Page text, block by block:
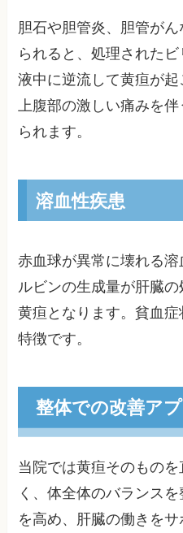
胆石や胆管炎、胆管が
られると、処理された
液中に逆流して黄疸が
上腹部の激しい痛みを
られます。
溶血性疾患
赤血球が異常に壊れる
ルビンの生成量が肝臓
黄疸となります。貧血
特徴です。
整体での改善ア
当院では黄疸そのもの
く、体全体のバランス
を高め、肝臓の働きを